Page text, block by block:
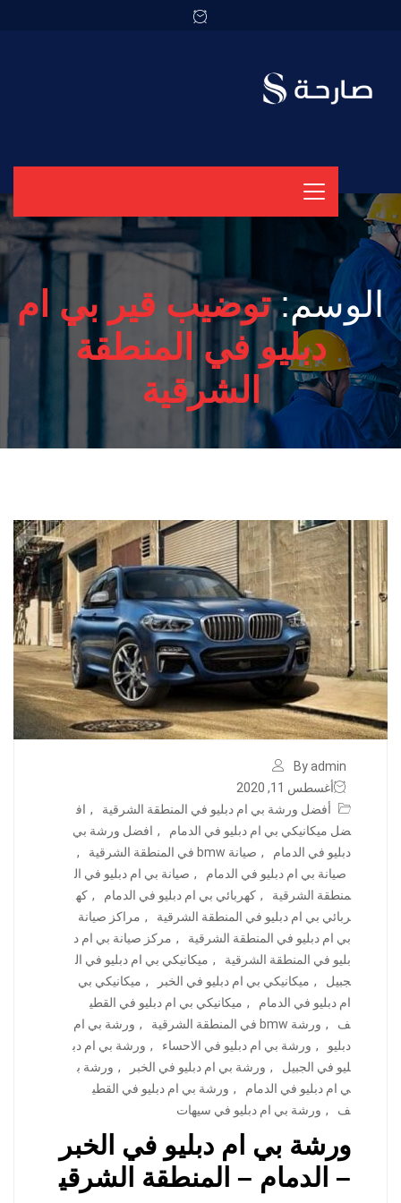
الوسم:توضيب قير بي ام
دبليو في المنطقة
الشرقية
By admin
أغسطس 11, 2020
أفضل ورشة بي ام دبليو في المنطقة الشرقية
, اف
ضل ميكانيكي بي ام دبليو في الدمام
, افضل ورشة بي
دبليو في الدمام
, صيانة bmw في المنطقة الشرقية
,
صيانة بي ام دبليو في الدمام
, صيانة بي ام دبليو في ال
منطقة الشرقية
, كهربائي بي ام دبليو في الدمام , كه
ربائي بي ام دبليو في المنطقة الشرقية
, مراكز صيانة
بي ام دبليو في المنطقة الشرقية
, مركز صيانة بي ام د
بليو في المنطقة الشرقية
, ميكانيكي بي ام دبليو في ال
جبيل
, ميكانيكي بي ام دبليو في الخبر , ميكانيكي بي
ام دبليو في الدمام
, ميكانيكي بي ام دبليو في القطي
ف
, ورشة bmw في المنطقة الشرقية , ورشة بي ام
دبليو
, ورشة بي ام دبليو في الاحساء , ورشة بي ام دب
ليو في الجبيل
, ورشة بي ام دبليو في الخبر , ورشة ب
ي ام دبليو في الدمام
, ورشة بي ام دبليو في القطي
ف
, ورشة بي ام دبليو في سيهات
ورشة بي ام دبليو في الخبر
– الدمام – المنطقة الشرقي